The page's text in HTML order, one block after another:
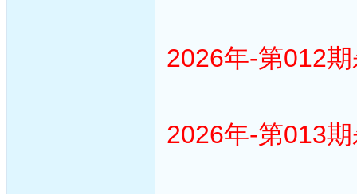
2026年-第012
2026年-第013